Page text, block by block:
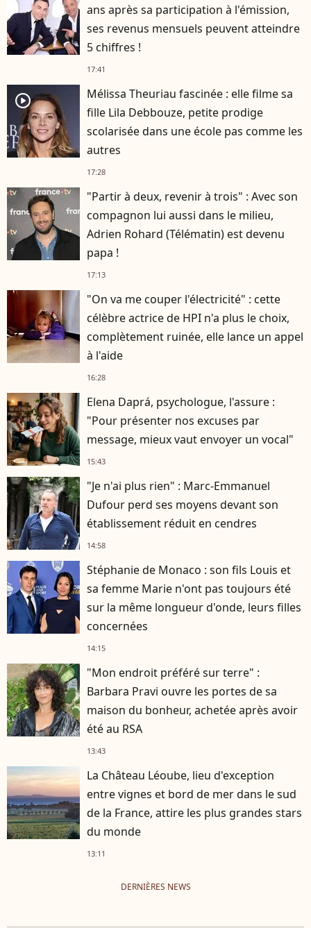
ans après sa participation à l'émission,
ses revenus mensuels peuvent atteindre
5 chiffres !
17:41
player2
Mélissa Theuriau fascinée : elle filme sa
fille Lila Debbouze, petite prodige
scolarisée dans une école pas comme les
autres
17:28
"Partir à deux, revenir à trois" : Avec son
compagnon lui aussi dans le milieu,
Adrien Rohard (Télématin) est devenu
papa !
17:13
"On va me couper l'électricité" : cette
célèbre actrice de HPI n'a plus le choix,
complètement ruinée, elle lance un appel
à l'aide
16:28
Elena Daprá, psychologue, l'assure :
"Pour présenter nos excuses par
message, mieux vaut envoyer un vocal"
15:43
"Je n'ai plus rien" : Marc-Emmanuel
Dufour perd ses moyens devant son
établissement réduit en cendres
14:58
Stéphanie de Monaco : son fils Louis et
sa femme Marie n'ont pas toujours été
sur la même longueur d'onde, leurs filles
concernées
14:15
"Mon endroit préféré sur terre" :
Barbara Pravi ouvre les portes de sa
maison du bonheur, achetée après avoir
été au RSA
13:43
La Château Léoube, lieu d'exception
entre vignes et bord de mer dans le sud
de la France, attire les plus grandes stars
du monde
13:11
DERNIÈRES NEWS